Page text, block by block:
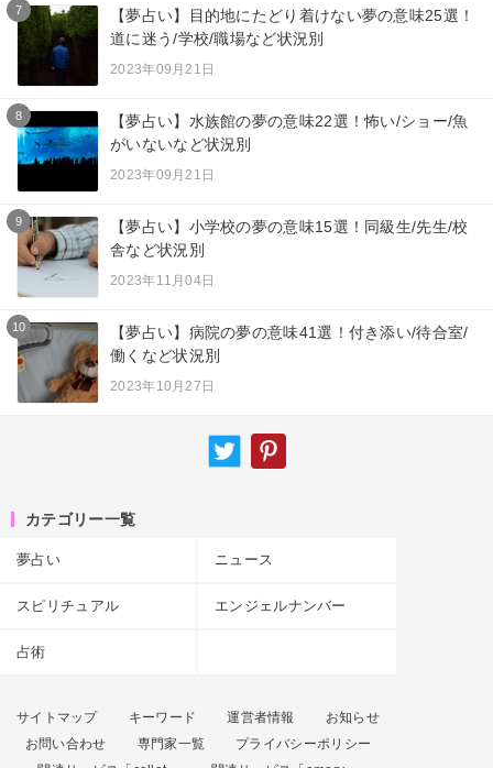
7
【夢占い】目的地にたどり着けない夢の意味25選！
道に迷う/学校/職場など状況別
2023年09月21日
8
【夢占い】水族館の夢の意味22選！怖い/ショー/魚
がいないなど状況別
2023年09月21日
9
【夢占い】小学校の夢の意味15選！同級生/先生/校
舎など状況別
2023年11月04日
10
【夢占い】病院の夢の意味41選！付き添い/待合室/
働くなど状況別
2023年10月27日
カテゴリー一覧
夢占い ニュース
スピリチュアル エンジェルナンバー
占術
サイトマップ キーワード 運営者情報
お知らせ
お問い合わせ
専門家一覧
プライバシーポリシー